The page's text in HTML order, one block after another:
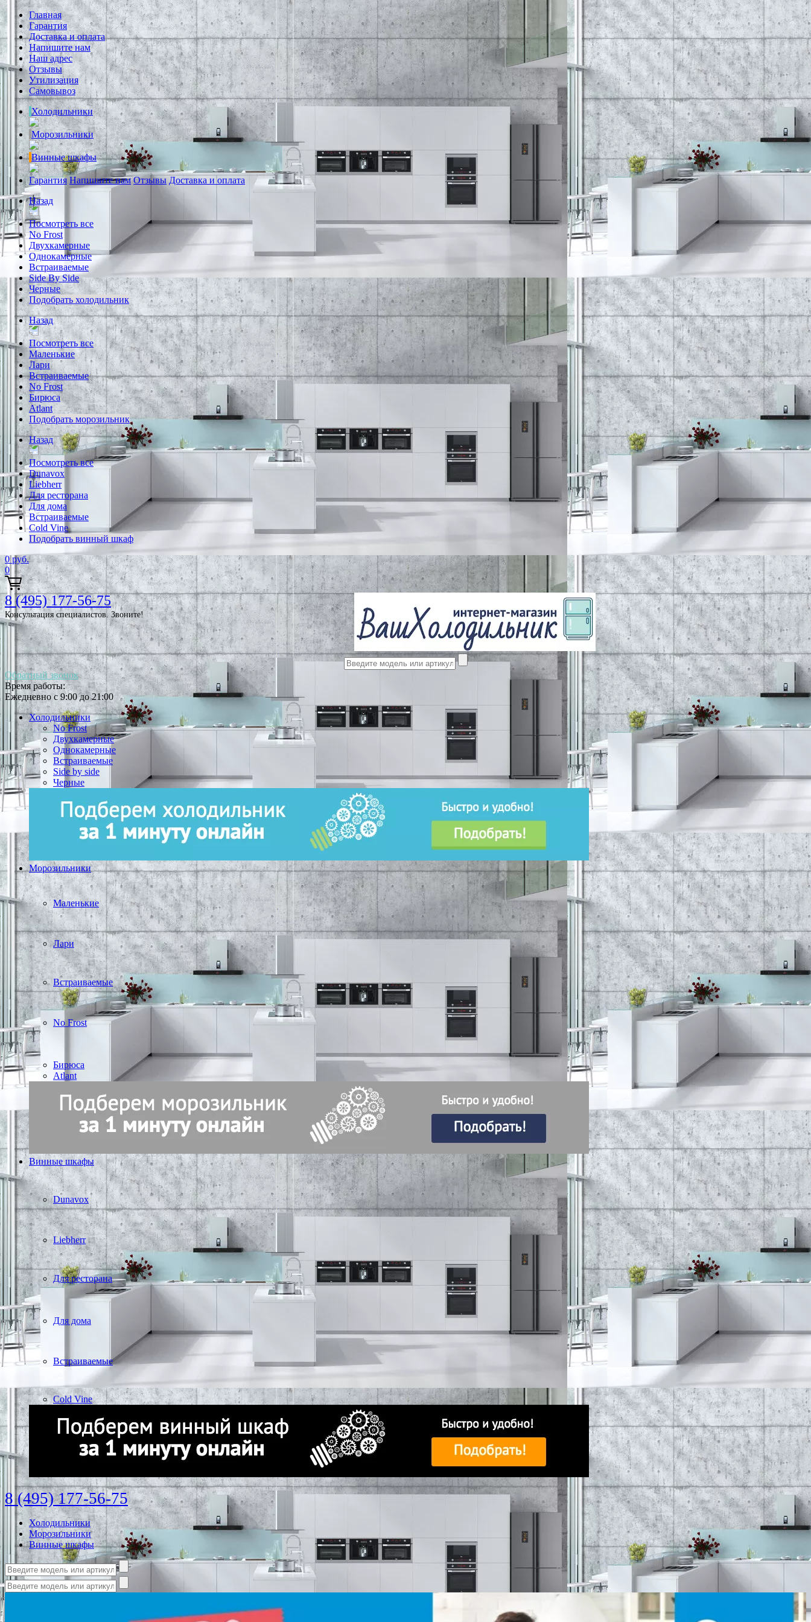
Главная
Гарантия
Доставка и оплата
Напишите нам
Наш адрес
Отзывы
Утилизация
Самовывоз
Холодильники
Морозильники
Винные шкафы
Гарантия Напишите нам Отзывы Доставка и оплата
Назад
Посмотреть все
No Frost
Двухкамерные
Однокамерные
Встраиваемые
Side By Side
Черные
Подобрать холодильник
Назад
Посмотреть все
Маленькие
Лари
Встраиваемые
No Frost
Бирюса
Atlant
Подобрать морозильник
Назад
Посмотреть все
Dunavox
Liebherr
Для ресторана
Для дома
Встраиваемые
Cold Vine
Подобрать винный шкаф
0 руб.
0
8 (495) 177-56-75
Консультация специалистов. Звоните!
Обратный звонок
Время работы:
Ежедневно с 9:00 до 21:00
Холодильники
No Frost
Двухкамерные
Однокамерные
Встраиваемые
Side by side
Черные
Морозильники
Маленькие
Лари
Встраиваемые
No Frost
Бирюса
Atlant
Винные шкафы
Dunavox
Liebherr
Для ресторана
Для дома
Встраиваемые
Cold Vine
8 (495) 177-56-75
Холодильники
Морозильники
Винные шкафы